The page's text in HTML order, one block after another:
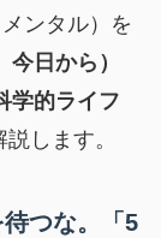
ンタル）を
今日から）
学的ライフ
します。
つな。「5